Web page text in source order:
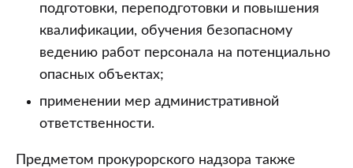
подготовки, переподготовки и повышения
квалификации, обучения безопасному
ведению работ персонала на потенциально
опасных объектах;
применении мер административной
ответственности.
Предметом прокурорского надзора также